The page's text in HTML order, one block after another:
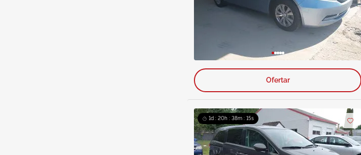
Ofertar
1d : 20h : 38m : 14s